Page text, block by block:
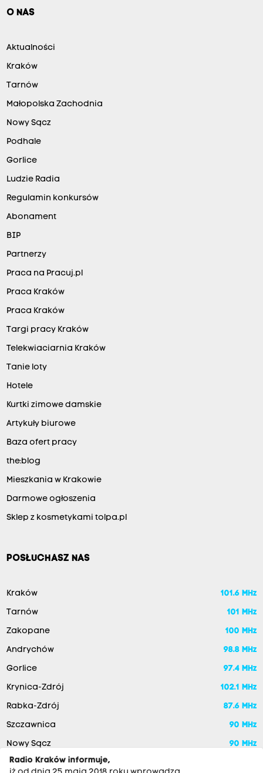
O NAS
Aktualności
Kraków
Tarnów
Małopolska Zachodnia
Nowy Sącz
Podhale
Gorlice
Ludzie Radia
Regulamin konkursów
Abonament
BIP
Partnerzy
Praca na Pracuj.pl
Praca Kraków
Praca Kraków
Targi pracy Kraków
Telekwiaciarnia Kraków
Tanie loty
Hotele
Kurtki zimowe damskie
Artykuły biurowe
Baza ofert pracy
the:blog
Mieszkania w Krakowie
Darmowe ogłoszenia
Sklep z kosmetykami tolpa.pl
POSŁUCHASZ NAS
Kraków 101.6 MHz
Tarnów 101 MHz
Zakopane 100 MHz
Andrychów 98.8 MHz
Gorlice 97.4 MHz
Krynica-Zdrój 102.1 MHz
Rabka-Zdrój 87.6 MHz
Szczawnica 90 MHz
Nowy Sącz
90 MHz
Radio Kraków informuje,